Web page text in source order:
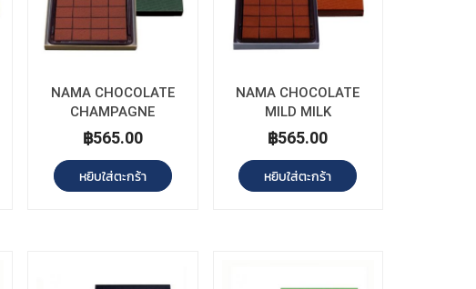
NAMA CHOCOLATE
CHAMPAGNE
฿565.00
หยิบใส่ตะกร้า
NAMA CHOCOLATE
MILD MILK
฿565.00
หยิบใส่ตะกร้า